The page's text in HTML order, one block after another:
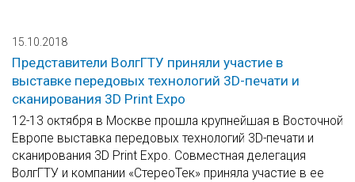
15.10.2018
Представители ВолгГТУ приняли участие в
выставке передовых технологий 3D-печати и
сканирования 3D Print Expo
12-13 октября в Москве прошла крупнейшая в Восточной
Европе выставка передовых технологий 3D-печати и
сканирования 3D Print Expo. Совместная делегация
ВолгГТУ и компании «СтереоТек» приняла участие в ее